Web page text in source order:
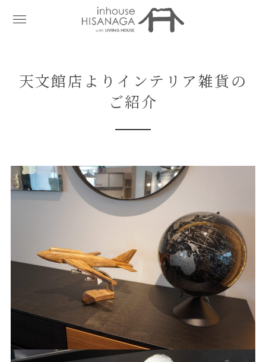
天文館店よりインテリア雑貨の
ご紹介